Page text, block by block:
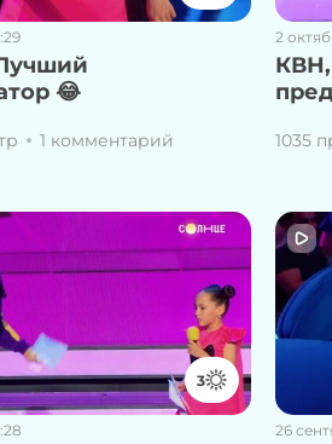
😂
1 комментарий
2
КВН,
1035
3
26